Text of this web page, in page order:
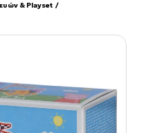
& Playset /